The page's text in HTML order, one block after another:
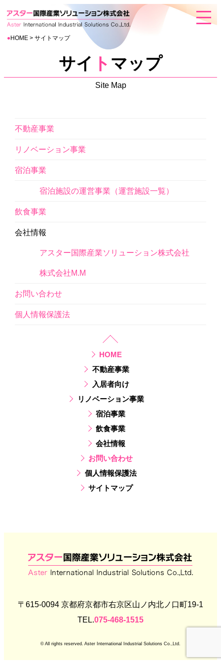
●HOME > サイトマップ
サイ ト マップ
Site Map
不動産事業
リノベーション事業
宿泊事業
宿泊施設の運営事業（運営施設一覧）
飲食事業
会社情報
アスター国際産業ソリューション株式会社
株式会社M.M
お問い合わせ
個人情報保護法
HOME
不動産事業
入居者向け
リノベーション事業
宿泊事業
飲食事業
会社情報
お問い合わせ
個人情報保護法
サイトマップ
〒615-0094 京都府京都市右京区山ノ内北ノ口町19-1
TEL.075-468-1515
© All rights reserved. Aster International Industrial Solutions Co.,Ltd.